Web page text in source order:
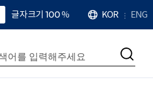
확
대
치
글자크기 100%
언
어
KOR ENG
검